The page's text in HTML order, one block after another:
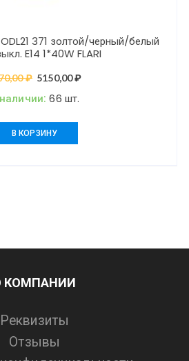
371 золтой/черный/белый
E14 1*40W FLARI
₽ Первоначальная
цена
8570,00 ₽.
5150,00₽Текущая
66 шт.
В КОРЗИНУ
КОМПАНИИ
Реквизиты
Отзывы